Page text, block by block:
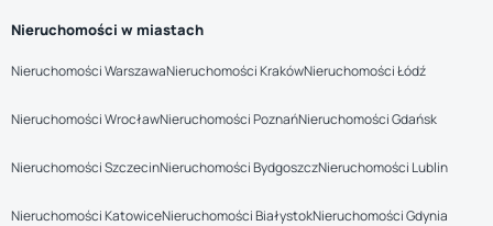
Nieruchomości w miastach
Nieruchomości WarszawaNieruchomości KrakówNieruchomości Łódź
Nieruchomości WrocławNieruchomości PoznańNieruchomości Gdańsk
Nieruchomości SzczecinNieruchomości BydgoszczNieruchomości Lublin
Nieruchomości KatowiceNieruchomości BiałystokNieruchomości Gdynia